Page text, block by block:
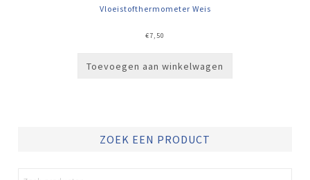
Vloeistofthermometer Weis
€7,50
Toevoegen aan winkelwagen
ZOEK EEN PRODUCT